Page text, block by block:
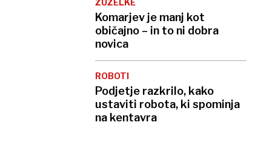
ŽUŽELKE
Komarjev je manj kot
običajno – in to ni dobra
novica
ROBOTI
Podjetje razkrilo, kako
ustaviti robota, ki spominja
na kentavra